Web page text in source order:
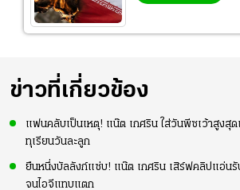
ข่าวที่เกี่ยวข้อง
แฟนคลับเป็นเหตุ! แน๊ต เกศริน ใส่วันพีซเว้าสูงสุ
ทุเรียนวันละลูก
ยืนหนึ่งบัลลังก์แซ่บ! แน๊ต เกศริน เสิร์ฟคลิปแอ่น
จนไอจีแทบแตก